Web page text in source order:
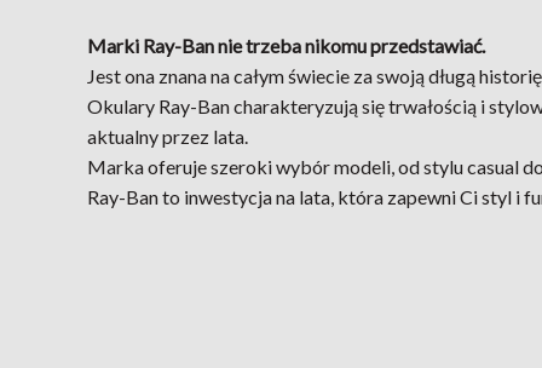
Marki Ray-Ban nie trzeba nikomu przedstawiać.
Jest ona znana na całym świecie za swoją długą
Okulary Ray-Ban charakteryzują się trwałością i
aktualny przez lata.
Marka oferuje szeroki wybór modeli, od stylu casual
Ray-Ban to inwestycja na lata, która zapewni Ci styl i